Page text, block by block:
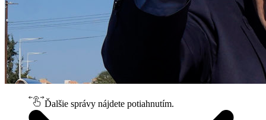
Ďalšie správy nájdete potiahnutím.